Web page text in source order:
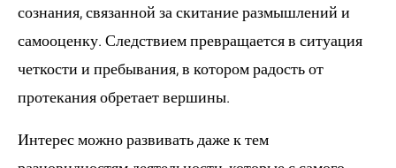
сознания, связанной за скитание размышлений и
самооценку. Следствием превращается в ситуация
четкости и пребывания, в котором радость от
протекания обретает вершины.
Интерес можно развивать даже к тем